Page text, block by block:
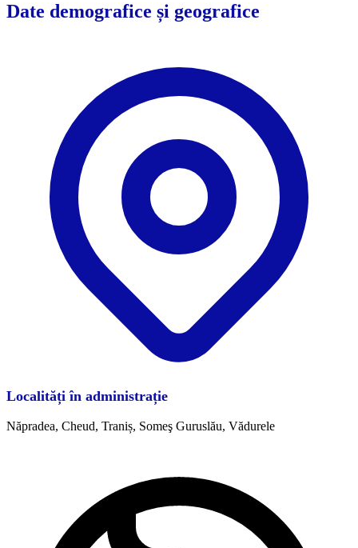
Date demografice și geografice
Localități în administrație
Năpradea, Cheud, Traniș, Someş Guruslău, Vădurele